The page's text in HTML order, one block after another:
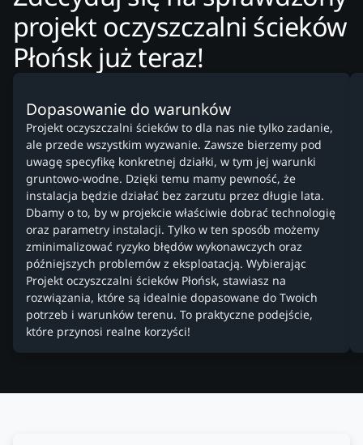
projekt oczyszczalni ścieków
Płońsk już teraz!
Dopasowanie do warunków
Projekt oczyszczalni ścieków to dla nas nie tylko zadanie,
ale przede wszystkim wyzwanie. Zawsze bierzemy pod
uwagę specyfikę konkretnej działki, w tym jej warunki
gruntowo-wodne. Dzięki temu mamy pewność, że
instalacja będzie działać bez zarzutu przez długie lata.
Dbamy o to, by w projekcie właściwie dobrać technologię
oraz parametry instalacji. Tylko w ten sposób możemy
zminimalizować ryzyko błędów wykonawczych oraz
późniejszych problemów z eksploatacją. Wybierając
Projekt oczyszczalni ścieków Płońsk, stawiasz na
rozwiązania, które są idealnie dopasowane do Twoich
potrzeb i warunków terenu. To praktyczne podejście,
które przynosi realne korzyści!